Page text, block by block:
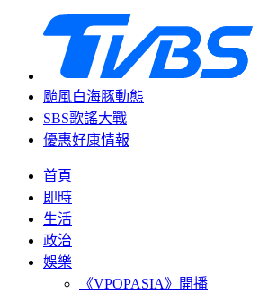
颱風白海豚動態
SBS歌謠大戰
優惠好康情報
首頁
即時
生活
政治
娛樂
《VPOPASIA》開播